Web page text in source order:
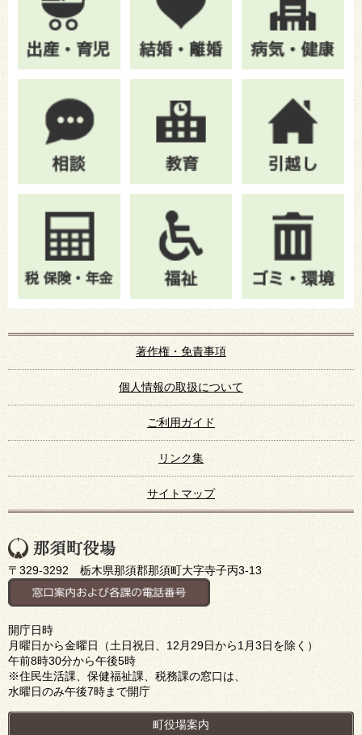
著作権・免責事項
個人情報の取扱について
ご利用ガイド
リンク集
サイトマップ
〒329-3292 栃木県那須郡那須町大字寺子丙3-13
開庁日時
月曜日から金曜日（土日祝日、12月29日から1月3日を除く）
午前8時30分から午後5時
※住民生活課、保健福祉課、税務課の窓口は、
水曜日のみ午後7時まで開庁
町役場案内